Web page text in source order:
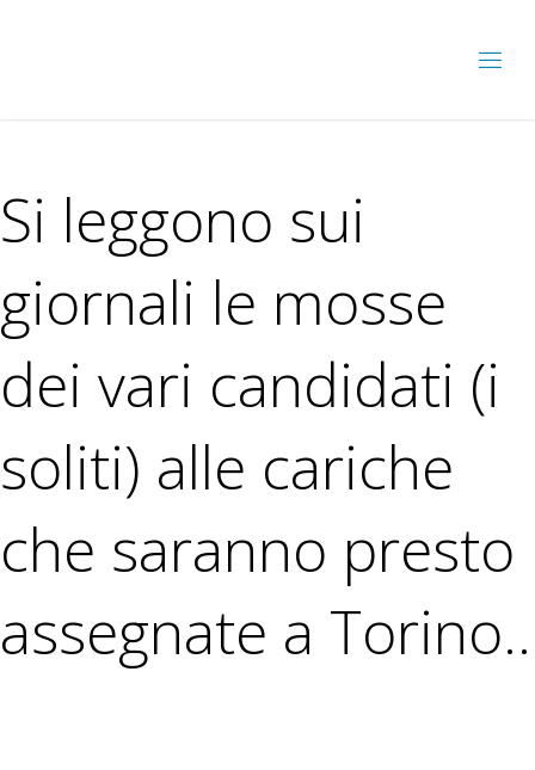
Si leggono sui
giornali le mosse
dei vari candidati (i
soliti) alle cariche
che saranno presto
assegnate a Torino..